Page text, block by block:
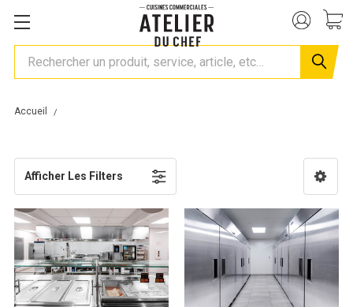
Rechercher
Accueil
Afficher Les Filters